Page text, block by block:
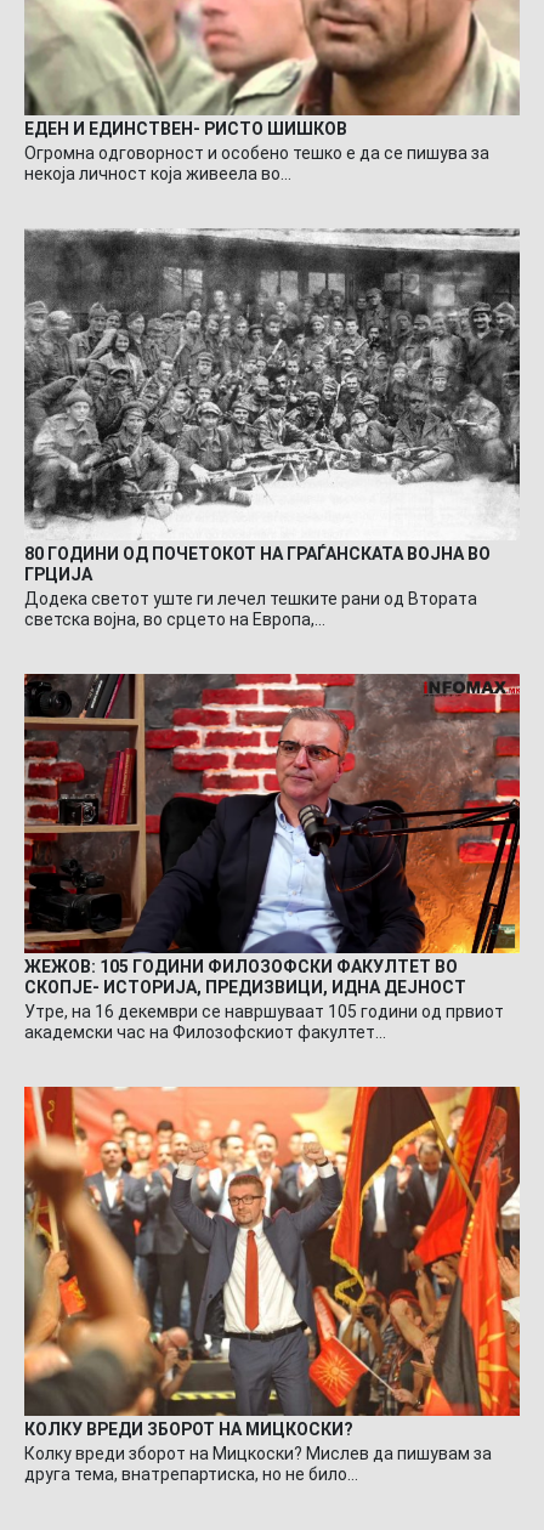
ЕДЕН И ЕДИНСТВЕН- РИСТО ШИШКОВ
Огромна одговорност и особено тешко е да се пишува за
некоја личност која живеела во…
80 ГОДИНИ ОД ПОЧЕТОКОТ НА ГРАЃАНСКАТА ВОЈНА ВО
ГРЦИЈА
Додека светот уште ги лечел тешките рани од Втората
светска војна, во срцето на Европа,…
ЖЕЖОВ: 105 ГОДИНИ ФИЛОЗОФСКИ ФАКУЛТЕТ ВО
СКОПЈЕ- ИСТОРИЈА, ПРЕДИЗВИЦИ, ИДНА ДЕЈНОСТ
Утре, на 16 декември се навршуваат 105 години од првиот
академски час на Филозофскиот факултет…
КОЛКУ ВРЕДИ ЗБОРОТ НА МИЦКОСКИ?
Колку вреди зборот на Мицкоски? Мислев да пишувам за
друга тема, внатрепартиска, но не било…